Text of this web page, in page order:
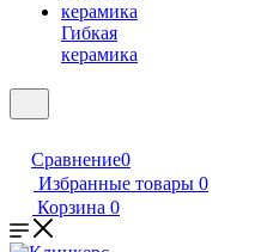
Гибкая
керамика
Сравнение0
Избранные товары 0
Корзина 0